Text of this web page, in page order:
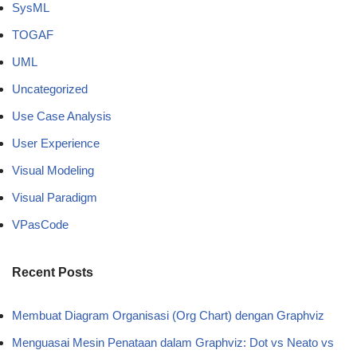
SysML
TOGAF
UML
Uncategorized
Use Case Analysis
User Experience
Visual Modeling
Visual Paradigm
VPasCode
Recent Posts
Membuat Diagram Organisasi (Org Chart) dengan Graphviz
Menguasai Mesin Penataan dalam Graphviz: Dot vs Neato vs